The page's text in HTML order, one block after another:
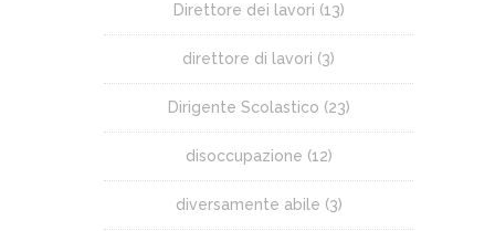
Direttore dei lavori (13)
direttore di lavori (3)
Dirigente Scolastico (23)
disoccupazione (12)
diversamente abile (3)